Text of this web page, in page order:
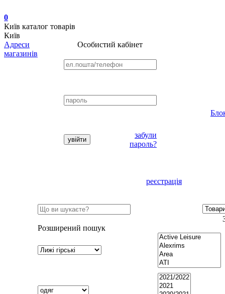
0
Київ каталог товарів
Київ
Адреси
магазинів
Особистий кабінет
забули
пароль?
реєстрація
Розширений пошук